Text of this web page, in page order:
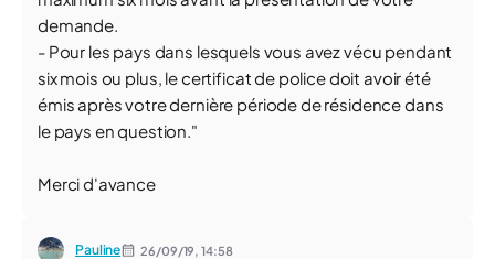
demande.
- Pour les pays dans lesquels vous avez vécu pendant
six mois ou plus, le certificat de police doit avoir été
émis après votre dernière période de résidence dans
le pays en question."
Merci d'avance
Pauline 26/09/19,14:58